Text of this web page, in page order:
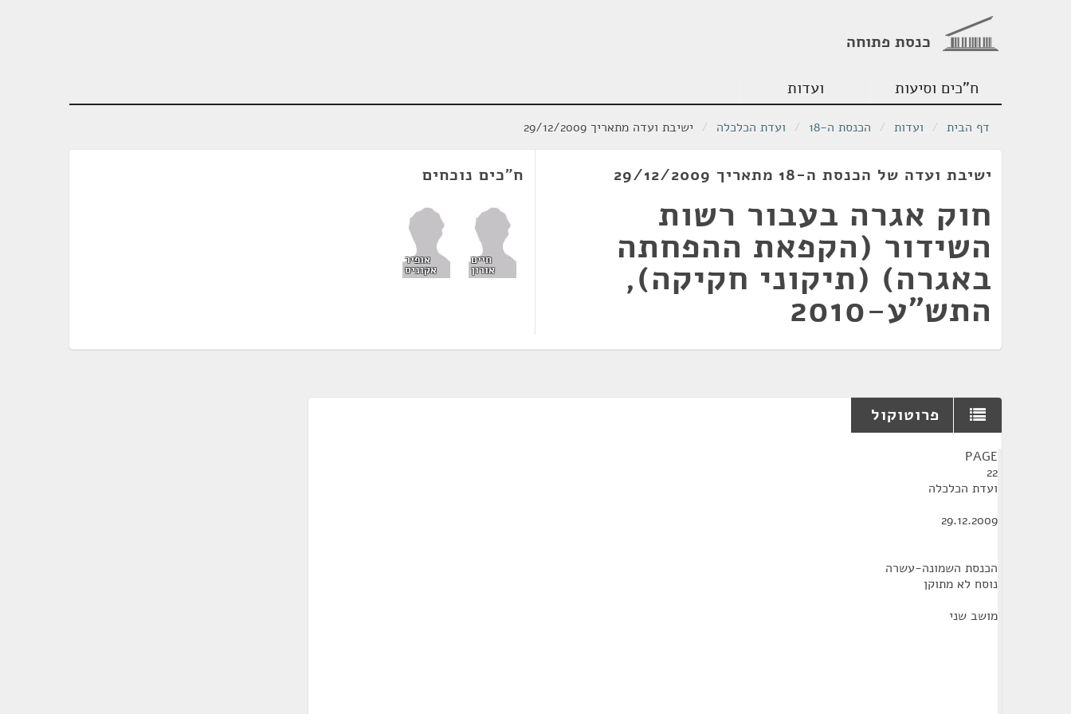
כנסת פתוחה
ח"כים וסיעות ועדות
דף הבית / ועדות / הכנסת ה-18 / ועדת הכלכלה / ישיבת ועדה מתאריך 29/12/2009
ישיבת ועדה של הכנסת ה-18 מתאריך 29/12/2009
חוק אגרה בעבור רשות
השידור (הקפאת ההפחתה
באגרה) (תיקוני חקיקה),
התש"ע-2010
ח"כים נוכחים
חיים
אורון
אופיר
אקוניס
פרוטוקול
PAGE
22
ועדת הכלכלה
29.12.2009
הכנסת השמונה-עשרה
נוסח לא מתוקן
מושב שני